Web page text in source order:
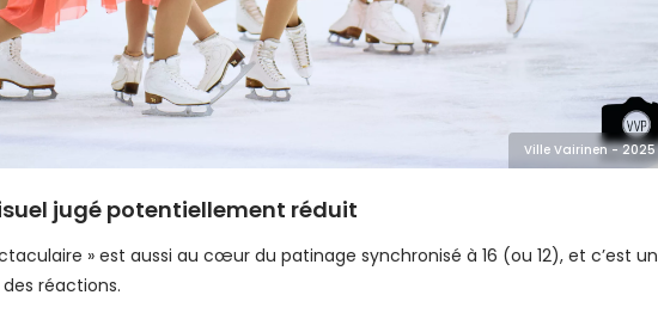
Ville Vairinen - 2025
jugé potentiellement réduit
» est aussi au cœur du patinage synchronisé à 16 (ou 12), et c’est un
réactions.